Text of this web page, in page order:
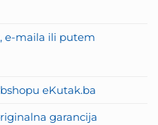
e-maila ili putem
eKutak.ba
garancija